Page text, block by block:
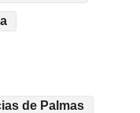
de Palmas